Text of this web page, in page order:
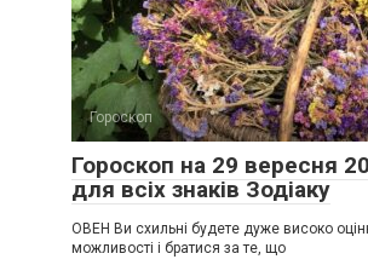
Гороскоп
Гороскоп на 29 вересня
для всіх знаків Зодіаку
ОВЕН Ви схильні будете дуже високо
можливості і братися за те, що